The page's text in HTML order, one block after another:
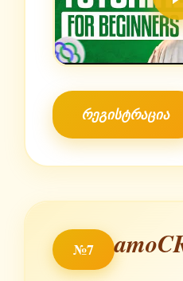
რეგისტრაცია
№7